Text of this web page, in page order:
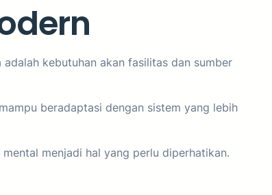
kebutuhan akan fasilitas dan sumber
beradaptasi dengan sistem yang lebih
menjadi hal yang perlu diperhatikan.